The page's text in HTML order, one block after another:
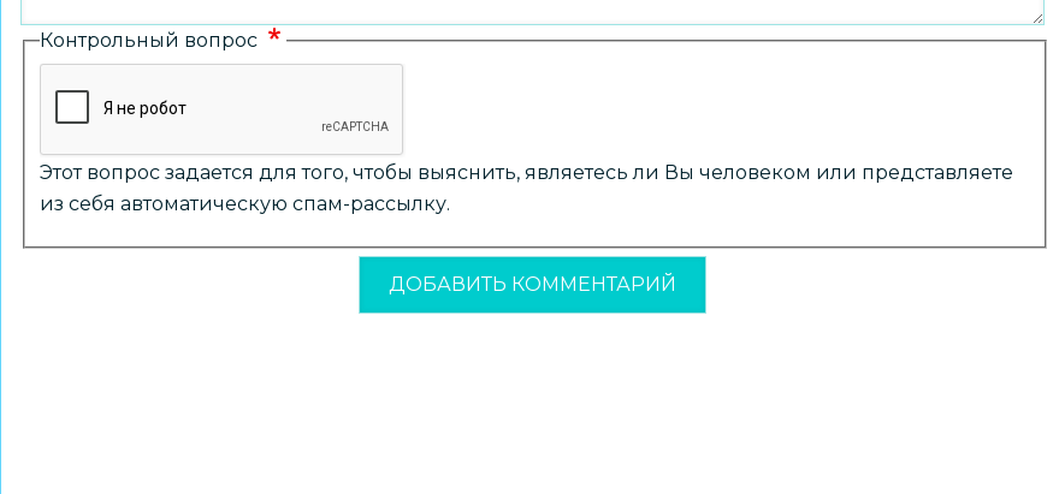
Контрольный вопрос
Этот вопрос задается для того, чтобы выяснить, являетесь ли Вы человеком или представляете
из себя автоматическую спам-рассылку.